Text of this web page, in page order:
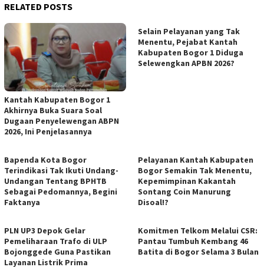
RELATED POSTS
Kantah Kabupaten Bogor 1
Akhirnya Buka Suara Soal
Dugaan Penyelewengan ABPN
2026, Ini Penjelasannya
Selain Pelayanan yang Tak
Menentu, Pejabat Kantah
Kabupaten Bogor 1 Diduga
Selewengkan APBN 2026?
Bapenda Kota Bogor
Terindikasi Tak Ikuti Undang-
Undangan Tentang BPHTB
Sebagai Pedomannya, Begini
Faktanya
Pelayanan Kantah Kabupaten
Bogor Semakin Tak Menentu,
Kepemimpinan Kakantah
Sontang Coin Manurung
Disoal!?
PLN UP3 Depok Gelar
Pemeliharaan Trafo di ULP
Bojonggede Guna Pastikan
Layanan Listrik Prima
Komitmen Telkom Melalui CSR:
Pantau Tumbuh Kembang 46
Batita di Bogor Selama 3 Bulan